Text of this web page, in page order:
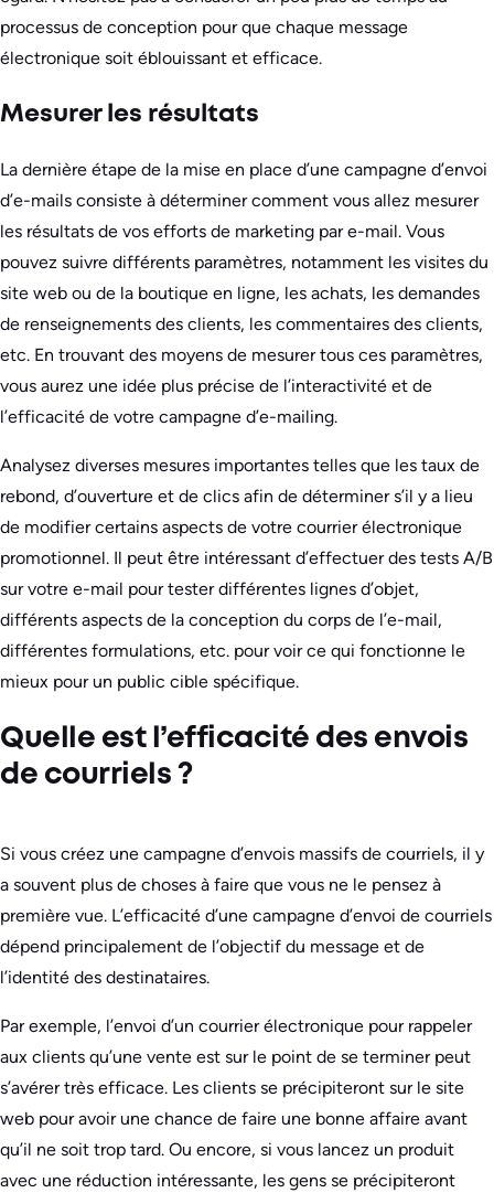
processus de conception pour que chaque message
électronique soit éblouissant et efficace.
Mesurer les résultats
La dernière étape de la mise en place d’une campagne d’envoi
d’e-mails consiste à déterminer comment vous allez mesurer
les résultats de vos efforts de marketing par e-mail. Vous
pouvez suivre différents paramètres, notamment les visites du
site web ou de la boutique en ligne, les achats, les demandes
de renseignements des clients, les commentaires des clients,
etc. En trouvant des moyens de mesurer tous ces paramètres,
vous aurez une idée plus précise de l’interactivité et de
l’efficacité de votre campagne d’e-mailing.
Analysez diverses mesures importantes telles que les taux de
rebond, d’ouverture et de clics afin de déterminer s’il y a lieu
de modifier certains aspects de votre courrier électronique
promotionnel. Il peut être intéressant d’effectuer des tests A/B
sur votre e-mail pour tester différentes lignes d’objet,
différents aspects de la conception du corps de l’e-mail,
différentes formulations, etc. pour voir ce qui fonctionne le
mieux pour un public cible spécifique.
Quelle est l’efficacité des envois
de courriels ?
Si vous créez une campagne d’envois massifs de courriels, il y
a souvent plus de choses à faire que vous ne le pensez à
première vue. L’efficacité d’une campagne d’envoi de courriels
dépend principalement de l’objectif du message et de
l’identité des destinataires.
Par exemple, l’envoi d’un courrier électronique pour rappeler
aux clients qu’une vente est sur le point de se terminer peut
s’avérer très efficace. Les clients se précipiteront sur le site
web pour avoir une chance de faire une bonne affaire avant
qu’il ne soit trop tard. Ou encore, si vous lancez un produit
avec une réduction intéressante, les gens se précipiteront